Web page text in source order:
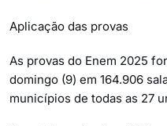
Aplicação das provas
As provas do Enem 2025
domingo (9) em 164.906
municípios de todas as 27